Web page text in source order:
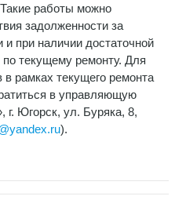
работы можно
задолженности за
при наличии достаточной
текущему ремонту. Для
рамках текущего ремонта
в управляющую
Югорск, ул. Буряка, 8,
).